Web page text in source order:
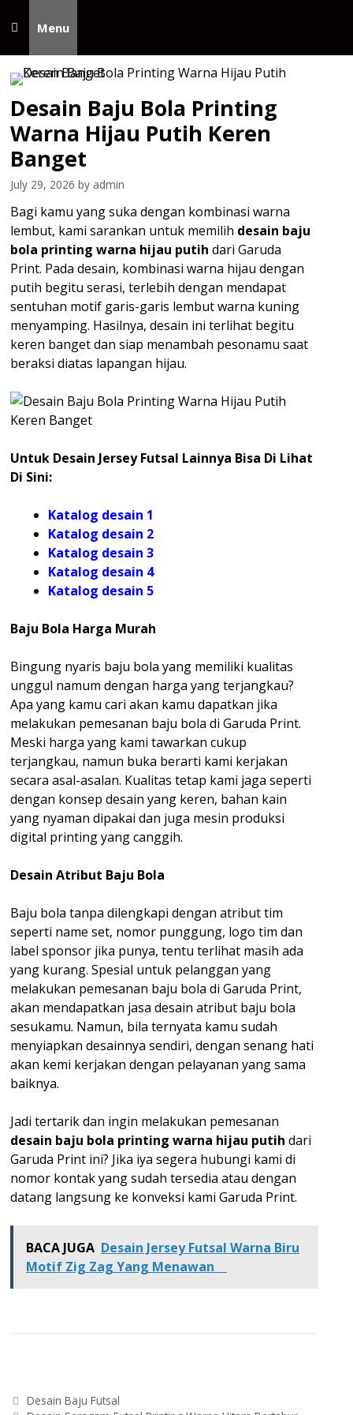
Menu
Desain Baju Bola Printing
Warna Hijau Putih Keren
Banget
July 29, 2026 by admin
Bagi kamu yang suka dengan kombinasi warna
lembut, kami sarankan untuk memilih desain baju
bola printing warna hijau putih dari Garuda
Print. Pada desain, kombinasi warna hijau dengan
putih begitu serasi, terlebih dengan mendapat
sentuhan motif garis-garis lembut warna kuning
menyamping. Hasilnya, desain ini terlihat begitu
keren banget dan siap menambah pesonamu saat
beraksi diatas lapangan hijau.
Untuk Desain Jersey Futsal Lainnya Bisa Di Lihat
Di Sini:
Katalog desain 1
Katalog desain 2
Katalog desain 3
Katalog desain 4
Katalog desain 5
Baju Bola Harga Murah
Bingung nyaris baju bola yang memiliki kualitas
unggul namum dengan harga yang terjangkau?
Apa yang kamu cari akan kamu dapatkan jika
melakukan pemesanan baju bola di Garuda Print.
Meski harga yang kami tawarkan cukup
terjangkau, namun buka berarti kami kerjakan
secara asal-asalan. Kualitas tetap kami jaga seperti
dengan konsep desain yang keren, bahan kain
yang nyaman dipakai dan juga mesin produksi
digital printing yang canggih.
Desain Atribut Baju Bola
Baju bola tanpa dilengkapi dengan atribut tim
seperti name set, nomor punggung, logo tim dan
label sponsor jika punya, tentu terlihat masih ada
yang kurang. Spesial untuk pelanggan yang
melakukan pemesanan baju bola di Garuda Print,
akan mendapatkan jasa desain atribut baju bola
sesukamu. Namun, bila ternyata kamu sudah
menyiapkan desainnya sendiri, dengan senang hati
akan kemi kerjakan dengan pelayanan yang sama
baiknya.
Jadi tertarik dan ingin melakukan pemesanan
desain baju bola printing warna hijau putih dari
Garuda Print ini? Jika iya segera hubungi kami di
nomor kontak yang sudah tersedia atau dengan
datang langsung ke konveksi kami Garuda Print.
BACA JUGA Desain Jersey Futsal Warna Biru
Motif Zig Zag Yang Menawan
Categories
Desain Baju Futsal